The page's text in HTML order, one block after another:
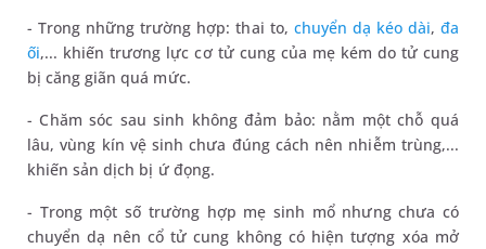
- Trong những trường hợp: thai to, chuyển dạ kéo dài, đa
ối,... khiến trương lực cơ tử cung của mẹ kém do tử cung
bị căng giãn quá mức.
- Chăm sóc sau sinh không đảm bảo: nằm một chỗ quá
lâu, vùng kín vệ sinh chưa đúng cách nên nhiễm trùng,...
khiến sản dịch bị ứ đọng.
- Trong một số trường hợp mẹ sinh mổ nhưng chưa có
chuyển dạ nên cổ tử cung không có hiện tượng xóa mở